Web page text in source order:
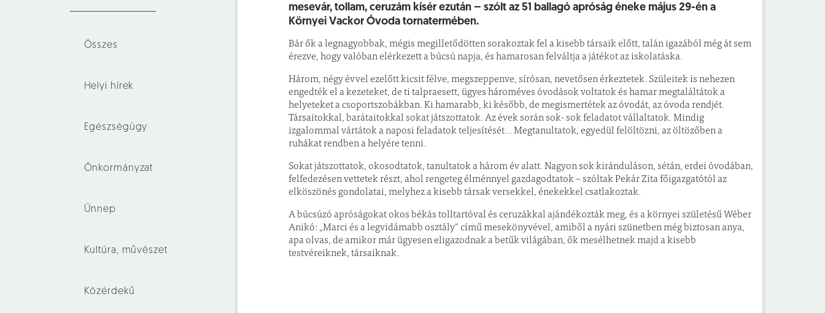
Összes
Helyi hírek
Egészségügy
Önkormányzat
Ünnep
Kultúra, művészet
Közérdekű
mesevár, tollam, ceruzám kísér ezután – szólt az 51 ballagó apróság éneke május 29-én a
Környei Vackor Óvoda tornatermében.
Bár ők a legnagyobbak, mégis megilletődötten sorakoztak fel a kisebb társaik előtt, talán igazából még át sem
érezve, hogy valóban elérkezett a búcsú napja, és hamarosan felváltja a játékot az iskolatáska.
Három, négy évvel ezelőtt kicsit félve, megszeppenve, sírósan, nevetősen érkeztetek. Szüleitek is nehezen
engedték el a kezeteket, de ti talpraesett, ügyes hároméves óvodások voltatok és hamar megtaláltátok a
helyeteket a csoportszobákban. Ki hamarabb, ki később, de megismertétek az óvodát, az óvoda rendjét.
Társaitokkal, barátaitokkal sokat játszottatok. Az évek során sok- sok feladatot vállaltatok. Mindig
izgalommal vártátok a naposi feladatok teljesítését... Megtanultatok, egyedül felöltözni, az öltözőben a
ruhákat rendben a helyére tenni.
Sokat játszottatok, okosodtatok, tanultatok a három év alatt. Nagyon sok kiránduláson, sétán, erdei óvodában,
felfedezésen vettetek részt, ahol rengeteg élménnyel gazdagodtatok – szóltak Pekár Zita főigazgatótól az
elköszönés gondolatai, melyhez a kisebb társak versekkel, énekekkel csatlakoztak.
A búcsúzó apróságokat okos békás tolltartóval és ceruzákkal ajándékozták meg, és a környei születésű Wéber
Anikó: „Marci és a legvidámabb osztály” című mesekönyvével, amiből a nyári szünetben még biztosan anya,
apa olvas, de amikor már ügyesen eligazodnak a betűk világában, ők mesélhetnek majd a kisebb
testvéreiknek, társaiknak.